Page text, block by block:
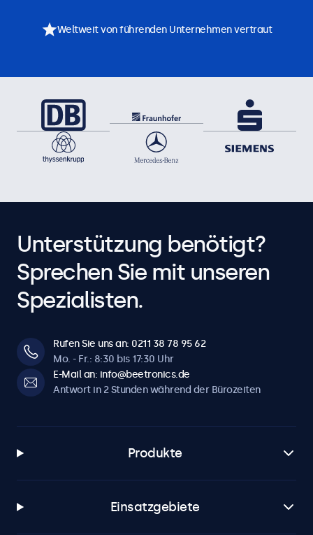
Weltweit von führenden Unternehmen vertraut
Unterstützung benötigt?
Sprechen Sie mit unseren
Spezialisten.
Rufen Sie uns an: 0211 38 78 95 62
Mo. - Fr.: 8:30 bis 17:30 Uhr
E-Mail an: info@beetronics.de
Antwort in 2 Stunden während der Bürozeiten
Produkte
Einsatzgebiete